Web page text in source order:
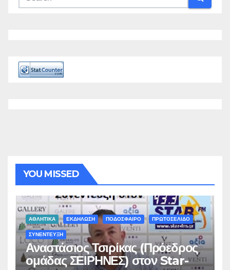
YOU MISSED
ΑΘΛΗΤΙΚΑ ΕΚΔΗΛΩΣΗ ΠΟΔΟΣΦΑΙΡΟ ΠΡΩΤΟΣΕΛΙΔΟ
ΣΥΝΕΝΤΕΥΞΗ
Αναστάσιος Τσιρίκας (Πρόεδρος
ομάδας ΣΕΙΡΗΝΕΣ) στον Star-